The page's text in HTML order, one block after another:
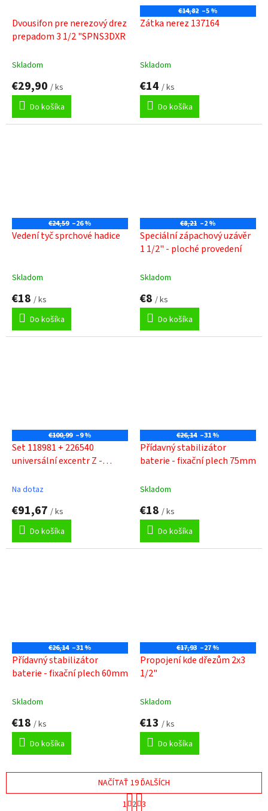
Dvousifon pre nerezový drez
prepadom 3 1/2 "SPNS3DXR
Skladom
€29,90 / ks
Do košíka
€14,82 –5 %
Zátka nerez 137164
Skladom
€14 / ks
Do košíka
€24,59 –26 %
Vedení tyč sprchové hadice
Skladom
€18 / ks
Do košíka
€8,21 –2 %
Speciální zápachový uzávěr
1 1/2" - ploché provedení
Skladom
€8 / ks
Do košíka
€100,99 –9 %
Set 118981 + 226540
universální excentr Z -
masiv kartáčovaný
Na dotaz
€91,67 / ks
Do košíka
€26,14 –31 %
Přídavný stabilizátor
baterie - fixační plech 75mm
Skladom
€18 / ks
Do košíka
€26,14 –31 %
Přídavný stabilizátor
baterie - fixační plech 60mm
Skladom
€18 / ks
Do košíka
€17,93 –27 %
Propojení kde dřezům 2x3
1/2"
Skladom
€13 / ks
Do košíka
NAČÍTAŤ 19 ĎALŠÍCH
S
t
1 2 3